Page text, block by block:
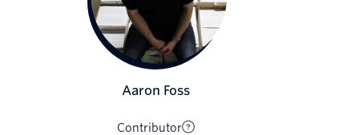
Aaron Foss
Contributor